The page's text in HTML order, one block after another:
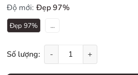
Độ mới: Đẹp 97%
Đẹp 97% ...
Số lượng: - +